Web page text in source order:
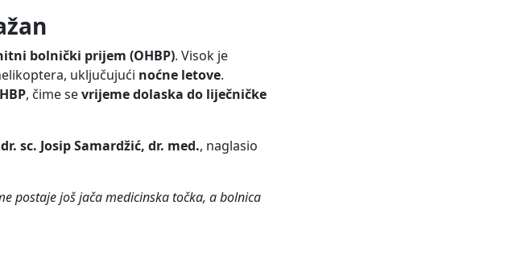
bolnički prijem (OHBP). Visok je
uključujući noćne letove.
, čime sevrijeme dolaska do liječničke
sc. Josip Samardžić, dr. med., naglasio
postaje još jača medicinska točka, a bolnica